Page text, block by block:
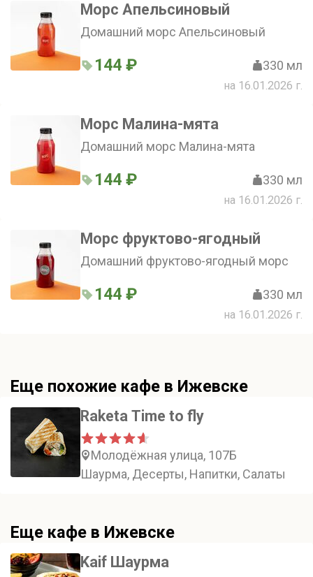
Морс Апельсиновый
Домашний морс Апельсиновый
144 ₽ 330 мл
на 16.01.2026 г.
Морс Малина-мята
Домашний морс Малина-мята
144 ₽ 330 мл
на 16.01.2026 г.
Морс фруктово-ягодный
Домашний фруктово-ягодный морс
144 ₽ 330 мл
на 16.01.2026 г.
Еще похожие кафе в Ижевске
Raketa Time to fly
Молодёжная улица, 107Б
Шаурма, Десерты, Напитки, Салаты
Еще кафе в Ижевске
Kaif Шаурма